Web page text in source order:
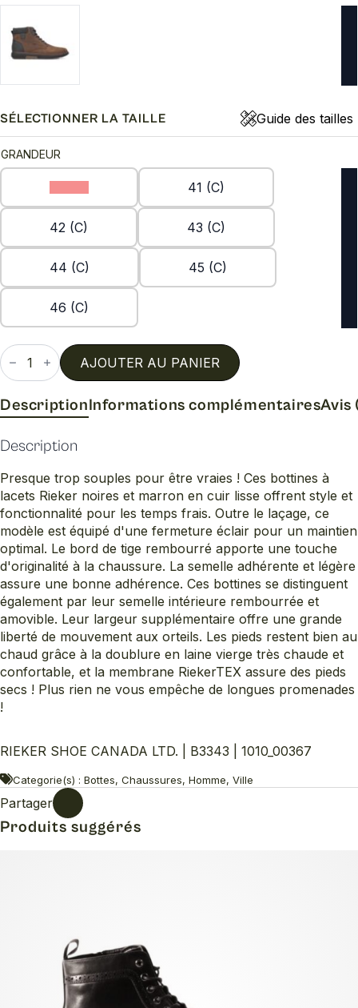
SÉLECTIONNER LA TAILLE Guide des tailles
GRANDEUR
41 (C)
42 (C) 43 (C)
44 (C) 45 (C)
46 (C)
quantité
de
B3343
AJOUTER AU PANIER
DescriptionInformations complémentairesAvis
Description
Presque trop souples pour être vraies ! Ces bottines à
lacets Rieker noires et marron en cuir lisse offrent style et
fonctionnalité pour les temps frais. Outre le laçage, ce
modèle est équipé d'une fermeture éclair pour un maintien
optimal. Le bord de tige rembourré apporte une touche
d'originalité à la chaussure. La semelle adhérente et légère
assure une bonne adhérence. Ces bottines se distinguent
également par leur semelle intérieure rembourrée et
amovible. Leur largeur supplémentaire offre une grande
liberté de mouvement aux orteils. Les pieds restent bien au
chaud grâce à la doublure en laine vierge très chaude et
confortable, et la membrane RiekerTEX assure des pieds
secs ! Plus rien ne vous empêche de longues promenades
!
RIEKER SHOE CANADA LTD. | B3343 | 1010_00367
Categorie(s) : Bottes, Chaussures, Homme, Ville
Partager
Produits suggérés